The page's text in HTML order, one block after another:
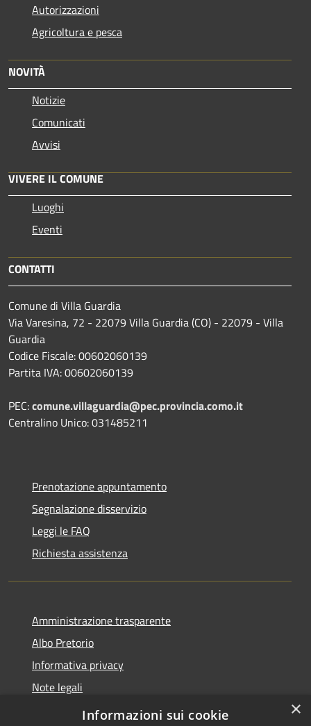
Autorizzazioni
Agricoltura e pesca
NOVITÀ
Notizie
Comunicati
Avvisi
VIVERE IL COMUNE
Luoghi
Eventi
CONTATTI
Comune di Villa Guardia
Via Varesina, 72 - 22079 Villa Guardia (CO) - 22079 - Villa
Guardia
Codice Fiscale: 00602060139
Partita IVA: 00602060139
PEC:comune.villaguardia@pec.provincia.como.it
Centralino Unico: 031485211
Prenotazione appuntamento
Segnalazione disservizio
Leggi le FAQ
Richiesta assistenza
Amministrazione trasparente
Albo Pretorio
Informativa privacy
Note legali
Dichiarazione di accessibilità
×
Informazioni sui cookie